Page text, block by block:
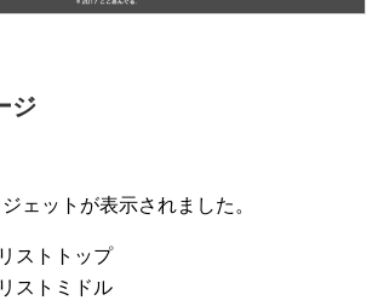
ジ
ェットが表示されました。
ストトップ
ストミドル